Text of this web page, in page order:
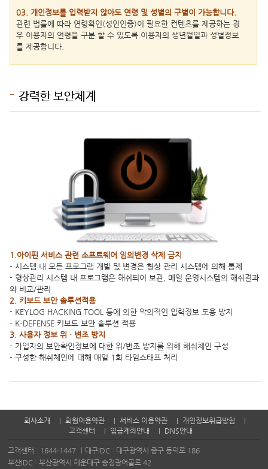
03. 개인정보를 입력받지 않아도 연령 및 성별의 구별이 가능합니다.
관련 법률에 따라 연령확인(성인인증)이 필요한 컨텐츠를 제공하는 경
우 이용자의 연령을 구분 할 수 있도록 이용자의 생년월일과 성별정보
를 제공합니다.
강력한 보안체계
1.아이핀 서비스 관련 소프트웨어 임의변경 삭제 금지
- 시스템 내 모든 프로그램 개발 및 변경은 형상 관리 시스템에 의해 통제
- 형상관리 시스템 내 프로그램은 해쉬되어 보관, 메일 운영시스템의 해쉬결과
와 비교/관리
2. 키보드 보안 솔루션적용
- KEYLOG HACKING TOOL 등에 의한 악의적인 입력정보 도용 방지
- K-DEFENSE 키보드 보안 솔루션 적용
3. 사용자 정보 위ㆍ변조 방지
- 가입자의 보안확인정보에 대한 위/변조 방지를 위해 해쉬체인 구성
- 구성한 해쉬체인에 대해 매일 1회 타임스태프 처리
회사소개 회원이용약관 서비스 이용약관
개인정보취급방침
고객센터
입금계좌안내 DNS안내
고객센터 : 1644-1447
대구IDC : 대구광역시 중구 동덕로 186
부산IDC : 부산광역시 해운대구 송정광어골로 42